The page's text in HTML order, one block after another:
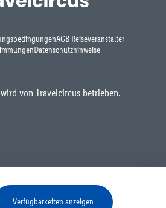
Verfügbarkeiten anzeigen
AGB Reiseveranstalter
Datenschutzhinweise
von Travelcircus betrieben.